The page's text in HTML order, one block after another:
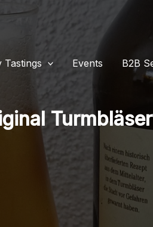
Tastings Events B2B